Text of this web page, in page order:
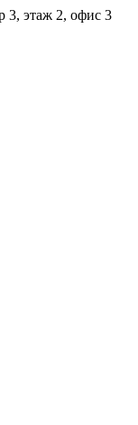
3, этаж 2, офис 3